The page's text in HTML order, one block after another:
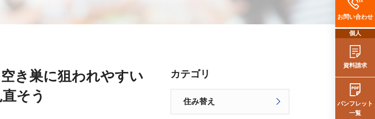
き巣に狙われやすい
そう
カテゴリ
住み替え
お問い合わせ
個人
資料請求
パンフレット
一覧